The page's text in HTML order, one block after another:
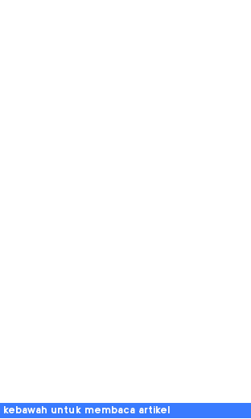
kebawah untuk membaca artikel